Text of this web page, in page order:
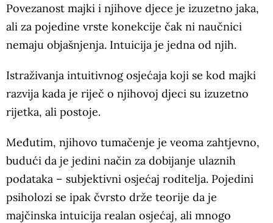
Povezanost majki i njihove djece je izuzetno jaka,
ali za pojedine vrste konekcije čak ni naučnici
nemaju objašnjenja. Intuicija je jedna od njih.
Istraživanja intuitivnog osjećaja koji se kod majki
razvija kada je riječ o njihovoj djeci su izuzetno
rijetka, ali postoje.
Međutim, njihovo tumačenje je veoma zahtjevno,
budući da je jedini način za dobijanje ulaznih
podataka – subjektivni osjećaj roditelja. Pojedini
psiholozi se ipak čvrsto drže teorije da je
majčinska intuicija realan osjećaj, ali mnogo